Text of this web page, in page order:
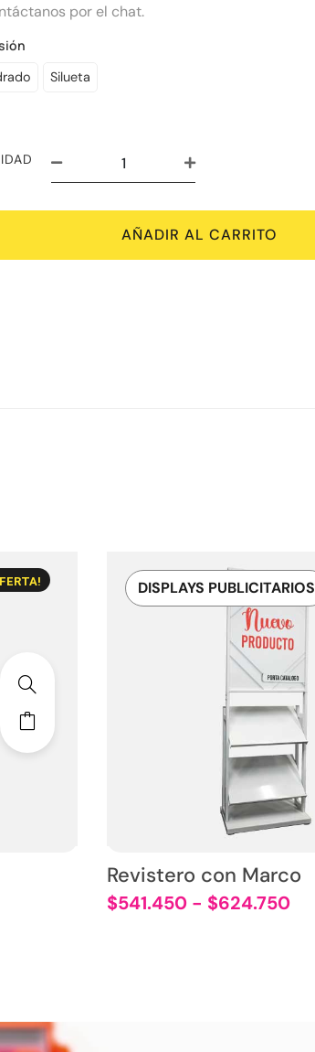
por el chat.
Silueta
AÑADIR AL CARRITO
DISPLAYS PUBLICITARIOS
Revistero con Marco
$541.450 - $624.750